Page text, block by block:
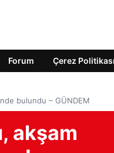
Forum Çerez Politikası
bulundu – GÜNDEM
akşam